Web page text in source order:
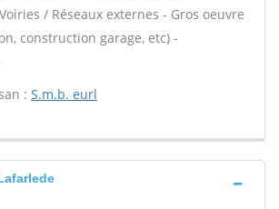
/ Réseaux externes - Gros oeuvre
construction garage, etc) -
: S.m.b. eurl